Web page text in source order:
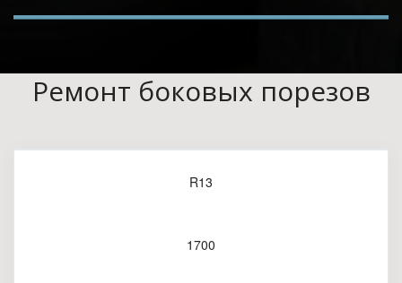
Ремонт боковых порезов
R13
1700